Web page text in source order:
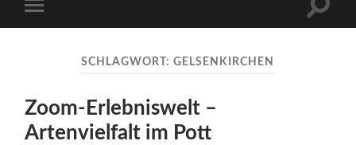
Menü
SCHLAGWORT:GELSENKIRCHEN
Zoom-Erlebniswelt –
Artenvielfalt im Pott